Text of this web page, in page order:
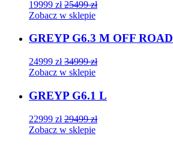
19999 zł 25499zł
Zobacz w sklepie
GREYP G6.3 M OFF ROAD
24999 zł 34999zł
Zobacz w sklepie
GREYP G6.1 L
22999 zł 29499zł
Zobacz w sklepie